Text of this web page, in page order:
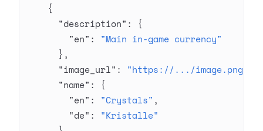
    {
      "description"
: {
        "en"
: "Main in-game currency"
      },
      "image_url"
: "https://.../image.png"
      "name"
: {
        "en"
: "Crystals" ,
        "de"
: "Kristalle"